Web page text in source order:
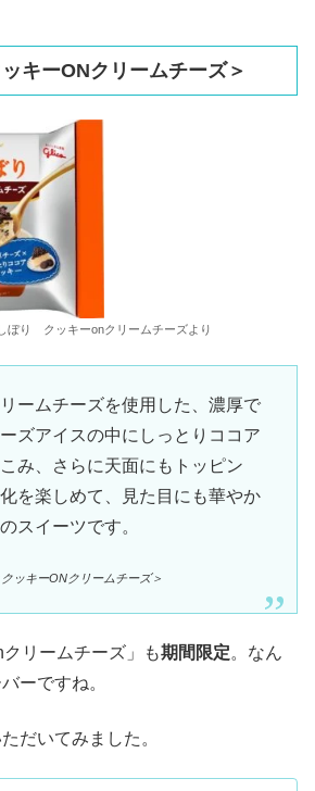
キーONクリームチーズ＞
ぼり クッキーonクリームチーズより
ームチーズを使用した、濃厚で
ズアイスの中にしっとりココア
み、さらに天面にもトッピン
を楽しめて、見た目にも華やか
スイーツです。
ッキーONクリームチーズ＞
リームチーズ」も期間限定。なん
ーですね。
だいてみました。